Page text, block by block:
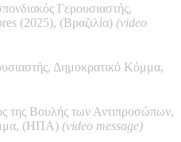
Γερουσιαστής,
(2025), (Βραζιλία) (video
Δημοκρατικό Κόμμα,
της Βουλής των Αντιπροσώπων,
(ΗΠΑ) (video message)